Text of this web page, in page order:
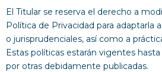
El Titular se reserva el derecho a
Política de Privacidad para adaptarla
o jurisprudenciales, así como a
Estas políticas estarán vigentes
por otras debidamente publicadas.